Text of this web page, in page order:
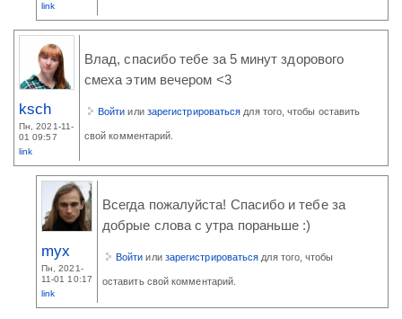
link
ksch
Пн, 2021-11-
01 09:57
link
Влад, спасибо тебе за 5 минут здорового
смеха этим вечером <3
Войти или зарегистрироваться для того, чтобы оставить
свой комментарий.
myx
Пн, 2021-
11-01 10:17
link
Всегда пожалуйста! Спасибо и тебе за
добрые слова с утра пораньше :)
Войти или зарегистрироваться для того, чтобы
оставить свой комментарий.